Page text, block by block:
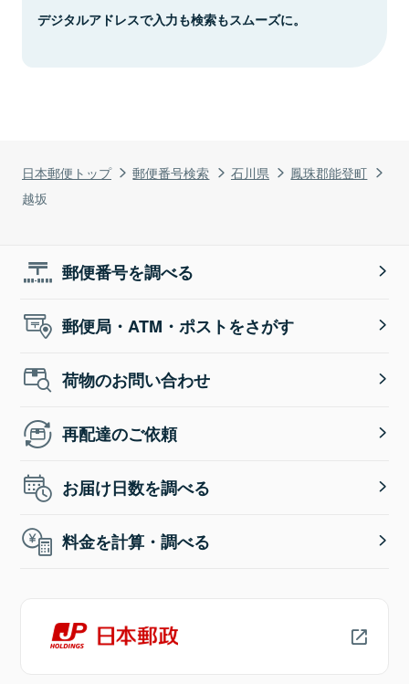
日本郵便トップ 郵便番号検索 石川県
鳳珠郡能登町
越坂
デジタルアドレスで入力も検索もスムーズに。
郵便番号を調べる
郵便局・ATM・ポストをさがす
荷物のお問い合わせ
再配達のご依頼
お届け日数を調べる
料金を計算・調べる